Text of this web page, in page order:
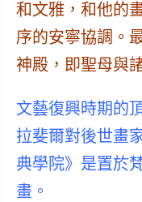
和文雅，和他的
序的安寧協調。
神殿，即聖母與
文藝復興時期的
拉斐爾對後世畫
典學院》是置於
畫。